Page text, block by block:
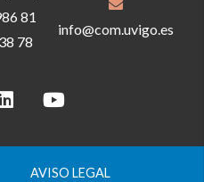
81
38 78
info@com.uvigo.es
AVISO LEGAL